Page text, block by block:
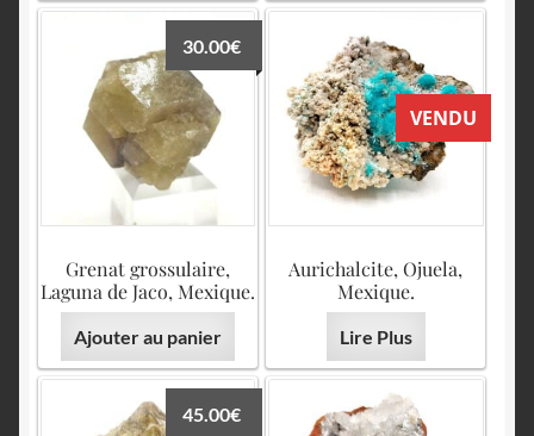
Grenat grossulaire,
Laguna de Jaco, Mexique.
30.00€
Ajouter au panier
VENDU
Aurichalcite, Ojuela,
Mexique.
Lire Plus
45.00€